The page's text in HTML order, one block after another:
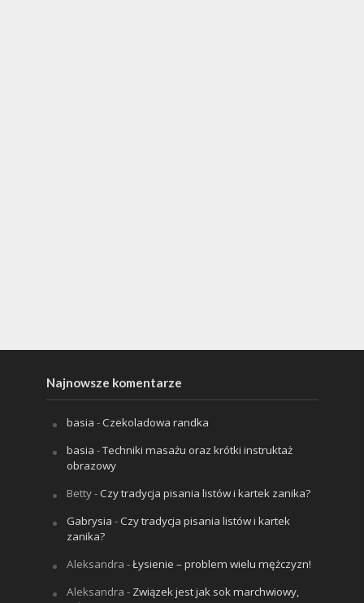
Najnowsze komentarze
basia -Czekoladowa randka
basia -Techniki masażu oraz krótki instruktaż
obrazowy
Betty-Czy tradycja pisania listów i kartek zanika?
Gabrysia -Czy tradycja pisania listów i kartek
zanika?
Aleksandra -Łysienie – problem wielu mężczyzn!
Aleksandra - Związek jest jak sok marchwiowy,